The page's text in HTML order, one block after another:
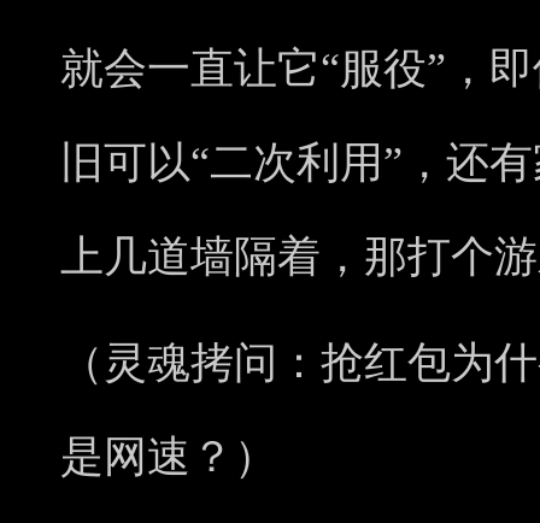
就会一直让它“服役”，
旧可以“二次利用”，还
上几道墙隔着，那打个
（灵魂拷问：抢红包为
是网速？）